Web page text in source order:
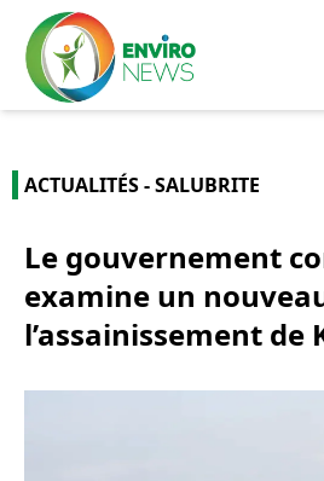
ACTUALITÉS - SALUBRITE
Le gouvernement
examine un
l’assainissement de